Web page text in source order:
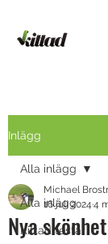
Inlägg
Alla inlägg
Kittad testar
Alla inlägg
Nya
Michael
16 juli 2024 4